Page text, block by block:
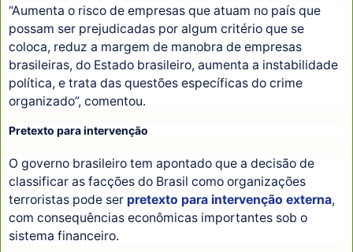
“Aumenta o risco de empresas que atuam no país que
possam ser prejudicadas por algum critério que se
coloca, reduz a margem de manobra de empresas
brasileiras, do Estado brasileiro, aumenta a instabilidade
política, e trata das questões específicas do crime
organizado”, comentou.
Pretexto para intervenção
O governo brasileiro tem apontado que a decisão de
classificar as facções do Brasil como organizações
terroristas pode ser pretexto para intervenção externa,
com consequências econômicas importantes sob o
sistema financeiro.